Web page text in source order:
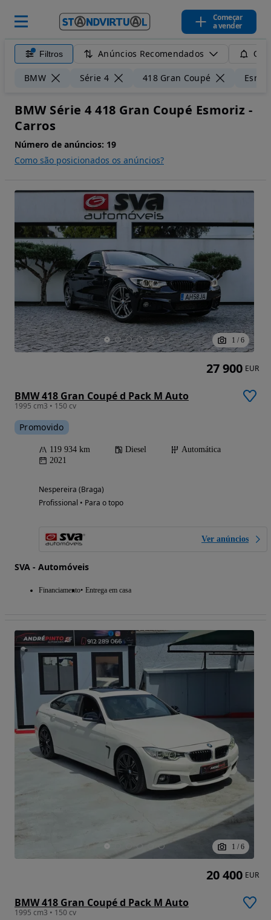
Começar
a vender
Filtros Anúncios Recomendados
BMW Série 4 418 Gran Coupé
BMW Série 4 418 Gran Coupé Esmoriz -
Carros
Número de anúncios: 19
Como são posicionados os anúncios?
1 / 6
BMW 418 Gran Coupé d Pack M Auto
1995 cm3 • 150 cv
Promovido
119 934 km Diesel
Automática
2021
Nespereira (Braga)
Profissional • Para o topo
Ver anúncios
SVA - Automóveis
Financiamento Entrega em casa
27 900 EUR
1 / 6
BMW 418 Gran Coupé d Pack M Auto
1995 cm3 • 150 cv
20 400 EUR